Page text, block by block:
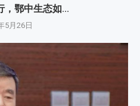
，鄂中生态如...
5月26日